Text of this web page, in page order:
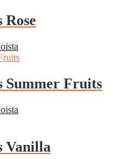
sivulla.
muunnelma.
tehdä
valinnat
sivulla.
tuotteella
muunnelma.
tehdä
sivulla.
Summer Fruits
useampi
muunnelma.
Vanilla